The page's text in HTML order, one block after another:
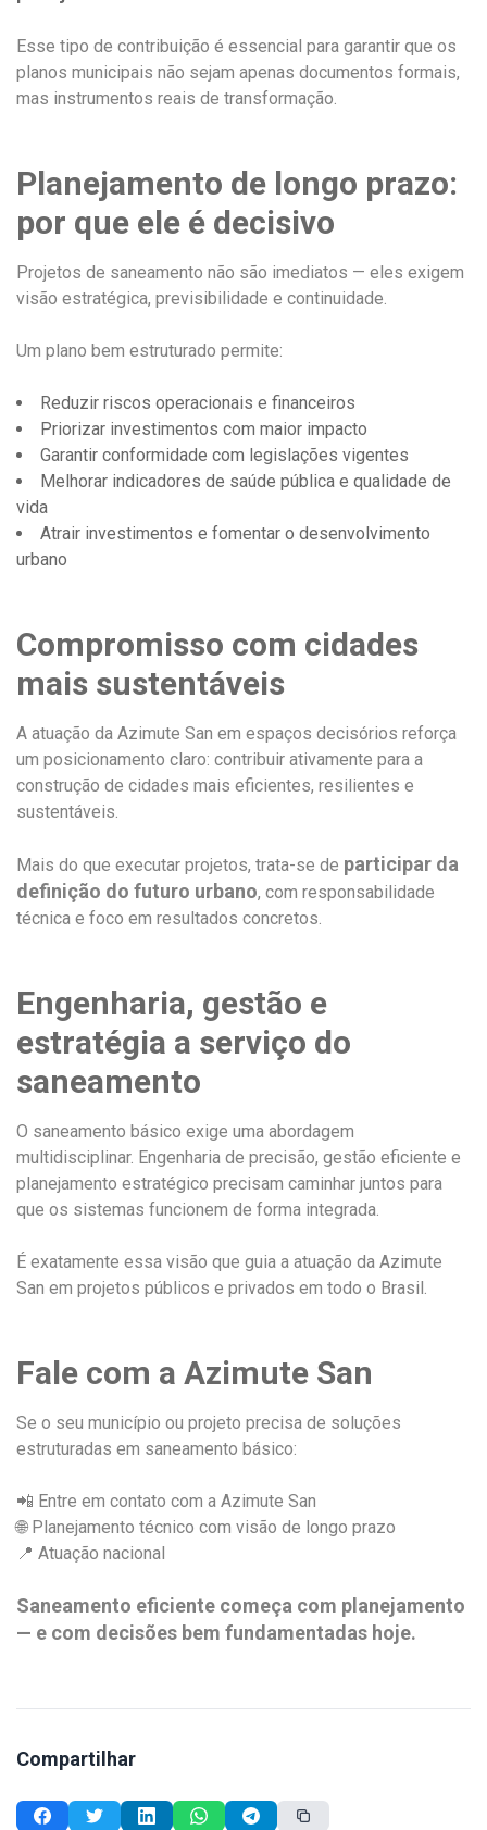
Esse tipo de contribuição é essencial para garantir que os
planos municipais não sejam apenas documentos formais,
mas instrumentos reais de transformação.
Planejamento de longo prazo:
por que ele é decisivo
Projetos de saneamento não são imediatos — eles exigem
visão estratégica, previsibilidade e continuidade.
Um plano bem estruturado permite:
Reduzir riscos operacionais e financeiros
Priorizar investimentos com maior impacto
Garantir conformidade com legislações vigentes
Melhorar indicadores de saúde pública e qualidade de
vida
Atrair investimentos e fomentar o desenvolvimento
urbano
Compromisso com cidades
mais sustentáveis
A atuação da Azimute San em espaços decisórios reforça
um posicionamento claro: contribuir ativamente para a
construção de cidades mais eficientes, resilientes e
sustentáveis.
Mais do que executar projetos, trata-se de participar da
definição do futuro urbano, com responsabilidade
técnica e foco em resultados concretos.
Engenharia, gestão e
estratégia a serviço do
saneamento
O saneamento básico exige uma abordagem
multidisciplinar. Engenharia de precisão, gestão eficiente e
planejamento estratégico precisam caminhar juntos para
que os sistemas funcionem de forma integrada.
É exatamente essa visão que guia a atuação da Azimute
San em projetos públicos e privados em todo o Brasil.
Fale com a Azimute San
Se o seu município ou projeto precisa de soluções
estruturadas em saneamento básico:
📲 Entre em contato com a Azimute San
🌐 Planejamento técnico com visão de longo prazo
📍 Atuação nacional
Saneamento eficiente começa com planejamento
— e com decisões bem fundamentadas hoje.
Compartilhar